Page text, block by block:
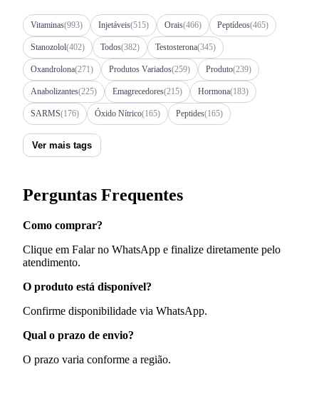
Vitaminas(993) Injetáveis(515) Orais(466) Peptídeos(465)
Stanozolol(402) Todos(382) Testosterona(345)
Oxandrolona(271) Produtos Variados(259) Produto(239)
Anabolizantes(225) Emagrecedores(215) Hormona(183)
SARMS(176) Óxido Nítrico(165) Peptides(165)
Ver mais tags
Perguntas Frequentes
Como comprar?
Clique em Falar no WhatsApp e finalize diretamente pelo
atendimento.
O produto está disponível?
Confirme disponibilidade via WhatsApp.
Qual o prazo de envio?
O prazo varia conforme a região.